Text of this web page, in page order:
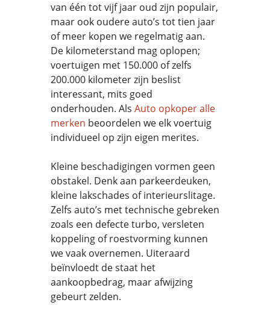
van één tot vijf jaar oud zijn populair,
maar ook oudere auto’s tot tien jaar
of meer kopen we regelmatig aan.
De kilometerstand mag oplopen;
voertuigen met 150.000 of zelfs
200.000 kilometer zijn beslist
interessant, mits goed
onderhouden. Als Auto opkoper alle
merken beoordelen we elk voertuig
individueel op zijn eigen merites.
Kleine beschadigingen vormen geen
obstakel. Denk aan parkeerdeuken,
kleine lakschades of interieurslitage.
Zelfs auto’s met technische gebreken
zoals een defecte turbo, versleten
koppeling of roestvorming kunnen
we vaak overnemen. Uiteraard
beïnvloedt de staat het
aankoopbedrag, maar afwijzing
gebeurt zelden.